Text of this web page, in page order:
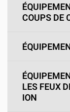
COUPS DE
LES FEUX
ION